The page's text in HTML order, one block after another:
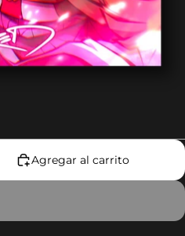
Agregar al carrito